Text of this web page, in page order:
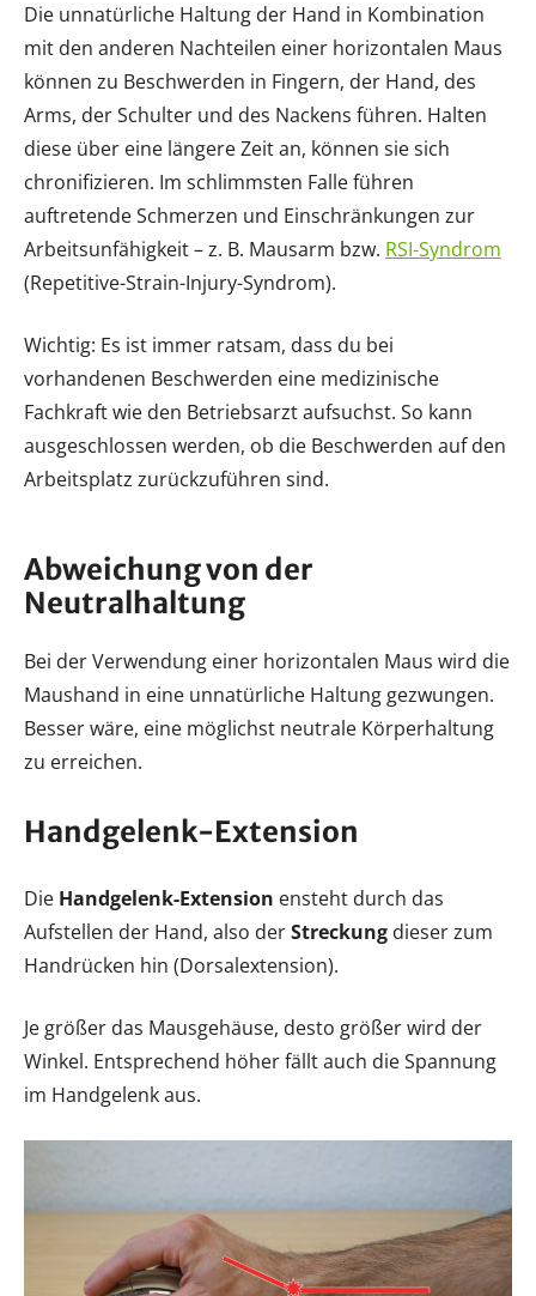
Die unnatürliche Haltung der Hand in Kombination
mit den anderen Nachteilen einer horizontalen Maus
können zu Beschwerden in Fingern, der Hand, des
Arms, der Schulter und des Nackens führen. Halten
diese über eine längere Zeit an, können sie sich
chronifizieren. Im schlimmsten Falle führen
auftretende Schmerzen und Einschränkungen zur
Arbeitsunfähigkeit – z. B. Mausarm bzw. RSI-Syndrom
(Repetitive-Strain-Injury-Syndrom).
Wichtig: Es ist immer ratsam, dass du bei
vorhandenen Beschwerden eine medizinische
Fachkraft wie den Betriebsarzt aufsuchst. So kann
ausgeschlossen werden, ob die Beschwerden auf den
Arbeitsplatz zurückzuführen sind.
Abweichung von der
Neutralhaltung
Bei der Verwendung einer horizontalen Maus wird die
Maushand in eine unnatürliche Haltung gezwungen.
Besser wäre, eine möglichst neutrale Körperhaltung
zu erreichen.
Handgelenk-Extension
Die Handgelenk-Extension ensteht durch das
Aufstellen der Hand, also derStreckung dieser zum
Handrücken hin (Dorsalextension).
Je größer das Mausgehäuse, desto größer wird der
Winkel. Entsprechend höher fällt auch die Spannung
im Handgelenk aus.